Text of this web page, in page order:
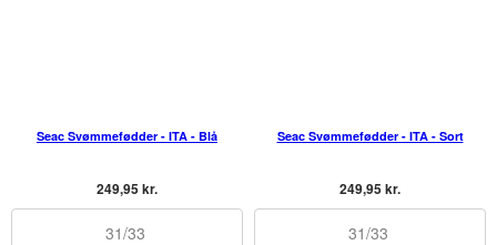
Seac Svømmefødder - ITA - Blå
249,95 kr.
31/33
Seac Svømmefødder - ITA - Sort
249,95 kr.
31/33